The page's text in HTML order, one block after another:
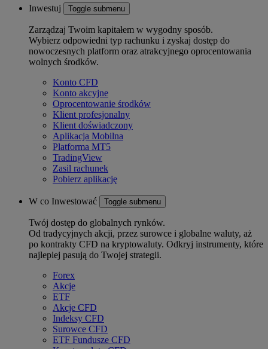
Inwestuj Toggle submenu
Zarządzaj Twoim kapitałem w wygodny sposób.
Wybierz odpowiedni typ rachunku i zyskaj dostęp do
nowoczesnych platform oraz atrakcyjnego oprocentowania
wolnych środków.
Konto CFD
Konto akcyjne
Oprocentowanie środków
Klient profesjonalny
Klient doświadczony
Aplikacja Mobilna
Platforma MT5
TradingView
Zasil rachunek
Pobierz aplikację
W co Inwestować Toggle submenu
Twój dostęp do globalnych rynków.
Od tradycyjnych akcji, przez surowce i globalne waluty, aż
po kontrakty CFD na kryptowaluty. Odkryj instrumenty, które
najlepiej pasują do Twojej strategii.
Forex
Akcje
ETF
Akcje CFD
Indeksy CFD
Surowce CFD
ETF Fundusze CFD